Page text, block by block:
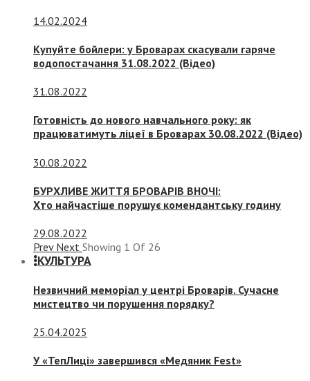
14.02.2024
Купуйте бойлери: у Броварах скасували гаряче
водопостачання 31.08.2022 (Відео)
31.08.2022
Готовність до нового навчального року: як
працюватимуть ліцеї в Броварах 30.08.2022 (Відео)
30.08.2022
БУРХЛИВЕ ЖИТТЯ БРОВАРІВ ВНОЧІ:
Хто найчастіше порушує комендантську годину
29.08.2022
Prev Next Showing 1 Of 26
КУЛЬТУРА
Незвичний меморіал у центрі Броварів. Сучасне
мистецтво чи порушення порядку?
25.04.2025
У «ТепЛиці» завершився «Медяник Fest»